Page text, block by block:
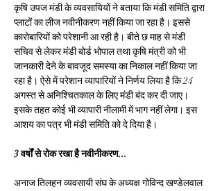
कृषि उपज मंडी के व्यवसायियों ने बताया कि मंडी समिति द्वारा
प्लाटों का लीज नवीनीकरण नहीं किया जा रहा है। इससे
कारोबारियों को परेशानी आ रही है। बीते छ माह से मंडी
सचिव से लेकर मंडी बोर्ड भोपाल तथा कृषि मंत्री को भी
जानकारी देने के बावजूद समस्या का निकाल नहीं किया जा
रहा है। ऐसे में परेशान व्यापारियों ने निर्णय लिया है कि 24
अगस्त से अनिश्चितकाल के लिए मंडी बंद कर दी जाए।
इसके तहत कोई भी व्यापारी नीलामी में भाग नहीं लेगा। इस
आशय का पत्र भी मंडी समिति को दे दिया है।
3 वर्षों से रोक रखा है नवीनीकरण...
अनाज तिलहन व्यवसायी संघ के अध्यक्ष गोविन्द खण्डेलवाल